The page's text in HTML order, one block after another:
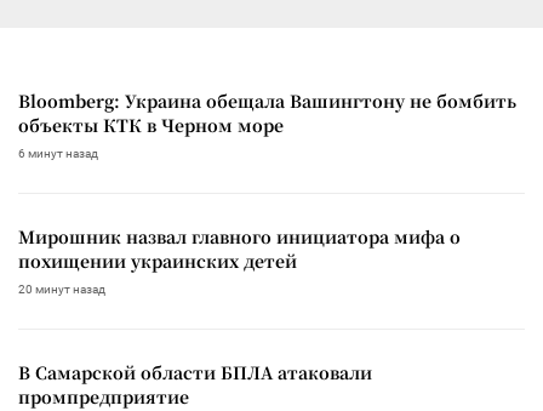
Bloomberg: Украина обещала Вашингтону не бомбить
объекты КТК в Черном море
6 минут назад
Мирошник назвал главного инициатора мифа о
похищении украинских детей
20 минут назад
В Самарской области БПЛА атаковали
промпредприятие